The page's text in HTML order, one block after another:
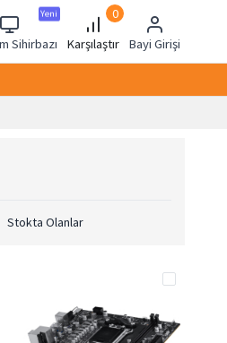
Sihirbazı
Yeni
Karşılaştır
0
Bayi Girişi
Stokta Olanlar